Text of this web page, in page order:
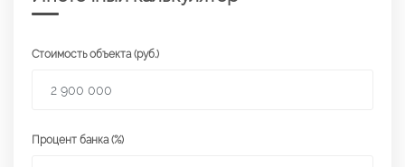
Стоимость объекта (руб.)
Процент банка (%)